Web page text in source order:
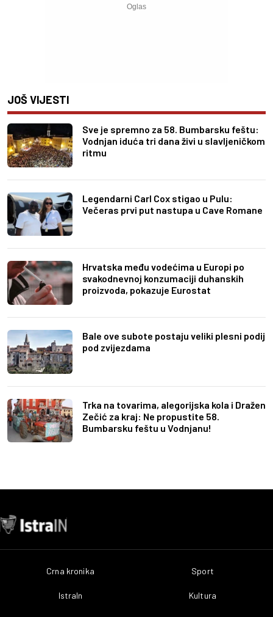
JOŠ VIJESTI
Sve je spremno za 58. Bumbarsku feštu:
Vodnjan iduća tri dana živi u slavljeničkom
ritmu
Legendarni Carl Cox stigao u Pulu:
Večeras prvi put nastupa u Cave Romane
Hrvatska među vodećima u Europi po
svakodnevnoj konzumaciji duhanskih
proizvoda, pokazuje Eurostat
Bale ove subote postaju veliki plesni podij
pod zvijezdama
Trka na tovarima, alegorijska kola i Dražen
Zečić za kraj: Ne propustite 58.
Bumbarsku feštu u Vodnjanu!
Crna kronika
IstraIn
Sport
Kultura